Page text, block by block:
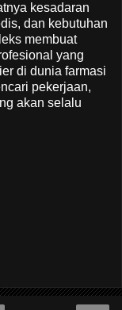
kesadaran
dan kebutuhan
membuat
yang
di dunia farmasi
pekerjaan,
akan selalu